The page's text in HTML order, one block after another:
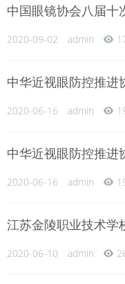
中国眼镜协会八届十
2020-09-02 admin
中华近视眼防控推进
2020-06-16 admin
中华近视眼防控推进
2020-06-16 admin
江苏金陵职业技术学
2020-06-10 admin